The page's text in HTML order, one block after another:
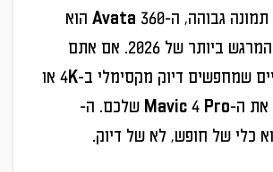
סוחפת ואיכות תמונה גבוהה, ה-Avata 360 הוא
כנראה הרחפן המרגש ביותר של 2026. אם אתם
צלמים מקצועיים שמחפשים דיוק מקסימלי ב-4K או
8K, אל תנטשו את ה-Mavic 4 Pro שלכם. ה-